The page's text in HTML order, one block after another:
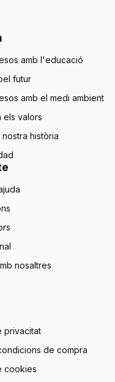
amb l'educació
futur
amb el medi ambient
els valors
història
nosaltres
privacitat
de compra
cookies